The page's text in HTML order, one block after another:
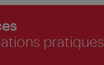
pratiques